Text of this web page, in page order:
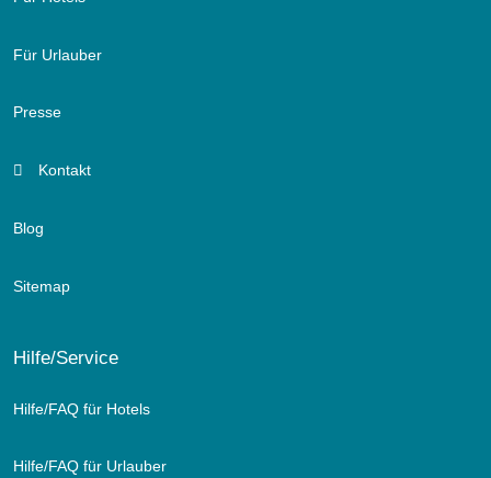
Für Urlauber
Presse
Kontakt
Blog
Sitemap
Hilfe/Service
Hilfe/FAQ für Hotels
Hilfe/FAQ für Urlauber